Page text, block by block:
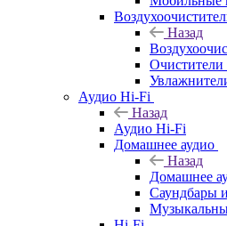
Назад
Очистители
Аудио Hi-Fi
Назад
Аудио Hi-Fi
Домашнее аудио
Назад
Домашнее
Саундбары